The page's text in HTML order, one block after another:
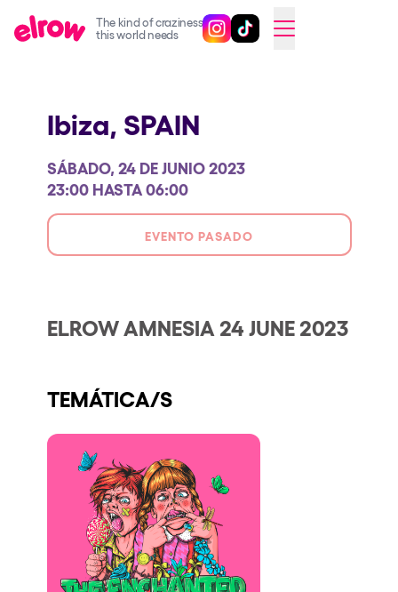
The kind of craziness
this world needs
Sigue @elrowofficial en
Sigue @elrowofficial en
SWITCH TO ENGLISH
elrow Ibiza x [UNVRS] 2026
elrow Town 2026
Snowrow Festival 2026
elrow Island 2026
elrow Shop
Our Creative World
Sostenibilidad
¿Quieres trabajar con nosotros?
elrow News
Síguenos en tiktok
Síguenos en facebook
Síguenos en instagram
Síguenos en twitter
Síguenos en linkedin
Síguenos en youtube
Ibiza, SPAIN
SÁBADO, 24 DE JUNIO 2023
23:00 HASTA 06:00
EVENTO PASADO
ELROW AMNESIA 24 JUNE 2023
TEMÁTICA/S